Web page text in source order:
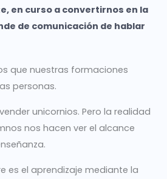
en curso a convertirnos en la
de comunicación de hablar
que nuestras formaciones
personas.
unicornios. Pero la realidad
nos hacen ver el alcance
es el aprendizaje mediante la